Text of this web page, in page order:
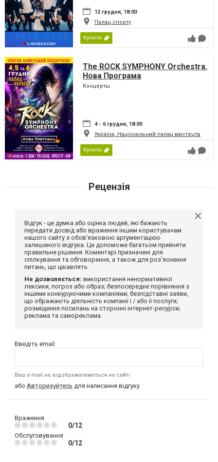
12 грудня, 18:00
Палац спорту
Купити
The ROCK SYMPHONY Orchestra.
Нова Програма
Концерты
4 - 6 грудня, 18:00
Україна, Національний палац мистецтв
Купити
Рецензія
Відгук - це думка або оцінка людей, які бажають
передати досвід або враження іншим користувачам
нашого сайту з обов'язковою аргументацією
залишеного відгука. Це допоможе багатьом прийняти
правильне рішення. Коментарі призначені для
спілкування та обговорення, а також для роз'яснення
питань, що цікавлять.
Не дозволяється: використання ненормативної
лексики, погроз або образ; безпосереднє порівняння з
іншими конкуруючими компаніями; безпідставні заяви,
що ображають діяльність компанії і / або її послуги;
розміщення посилань на сторонні інтернет-ресурси;
реклама та самореклама.
Введіть email:
Ваш e-mail не відображатиметься на сайті
або Авторизуйтесь для написання відгуку
Враження
0/12
Обслуговування
0/12